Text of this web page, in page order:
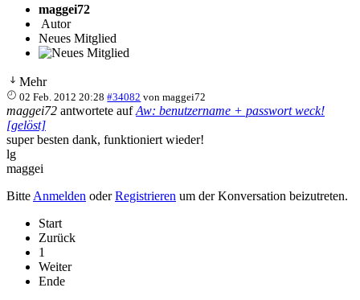
maggei72
Autor
Neues Mitglied
Mehr
02 Feb. 2012 20:28 #34082 vonmaggei72
maggei72 antwortete aufAw: benutzername + passwort weck!
[gelöst]
super besten dank, funktioniert wieder!
lg
maggei
Bitte Anmelden oderRegistrieren um der Konversation beizutreten.
Start
Zurück
1
Weiter
Ende